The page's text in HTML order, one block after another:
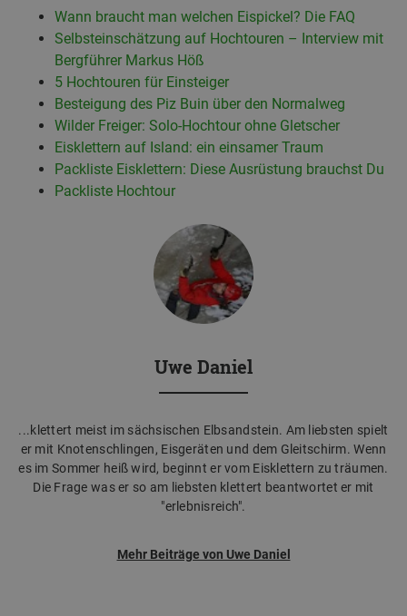
Wann braucht man welchen Eispickel? Die FAQ
Selbsteinschätzung auf Hochtouren – Interview mit
Bergführer Markus Höß
5 Hochtouren für Einsteiger
Besteigung des Piz Buin über den Normalweg
Wilder Freiger: Solo-Hochtour ohne Gletscher
Eisklettern auf Island: ein einsamer Traum
Packliste Eisklettern: Diese Ausrüstung brauchst Du
Packliste Hochtour
Uwe Daniel
...klettert meist im sächsischen Elbsandstein. Am liebsten spielt
er mit Knotenschlingen, Eisgeräten und dem Gleitschirm. Wenn
es im Sommer heiß wird, beginnt er vom Eisklettern zu träumen.
Die Frage was er so am liebsten klettert beantwortet er mit
"erlebnisreich".
Mehr Beiträge von Uwe Daniel